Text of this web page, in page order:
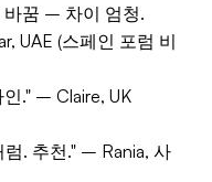
바꿈 – 차이 엄청.
UAE (스페인 포럼 비
." – Claire, UK
. 추천." – Rania, 사